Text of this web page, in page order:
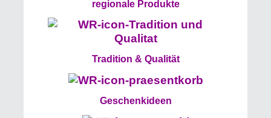
regionale Produkte
Tradition & Qualität
Geschenkideen